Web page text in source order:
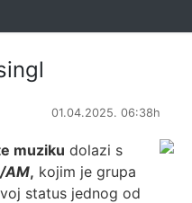
01.04.2025. 06:38h
muziku dolazi s
AM, kojim je grupa
status jednog od